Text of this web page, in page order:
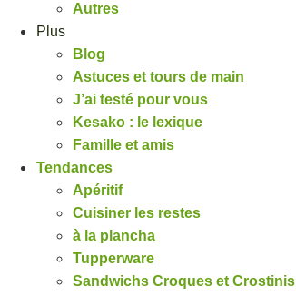
Autres
Plus
Blog
Astuces et tours de main
J’ai testé pour vous
Kesako : le lexique
Famille et amis
Tendances
Apéritif
Cuisiner les restes
à la plancha
Tupperware
Sandwichs Croques et Crostinis